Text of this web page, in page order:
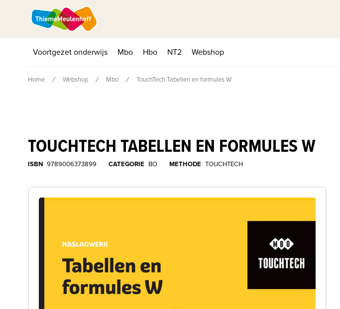
Voortgezet onderwijs Mbo Hbo NT2 Webshop
Home Webshop Mbo TouchTech Tabellen en formules W
TOUCHTECH TABELLEN EN FORMULES W
ISBN 9789006373899 CATEGORIE BO METHODE TOUCHTECH